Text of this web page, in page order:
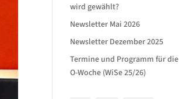
wird gewählt?
Newsletter Mai 2026
Newsletter Dezember 2025
Termine und Programm für die
O-Woche (WiSe 25/26)